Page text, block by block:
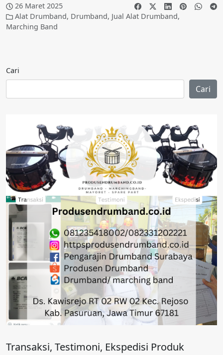
26 Maret 2025
Alat Drumband, Drumband, Jual Alat Drumband,
Marching Band
Cari
Cari
Transaksi, Testimoni, Ekspedisi Produk